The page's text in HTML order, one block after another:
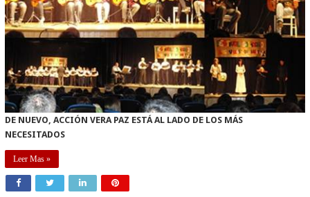
DE NUEVO, ACCIÓN VERA PAZ ESTÁ AL LADO DE LOS MÁS
NECESITADOS
Leer Mas »